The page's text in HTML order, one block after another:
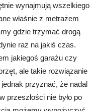
wynajmują wszelkiego
właśnie z metrażem
gdzie trzymać drogą
raz na jakiś czas.
jakiegoś garażu czy
ale takie rozwiązanie
przyznać, że nadal
przeszłości nie było po